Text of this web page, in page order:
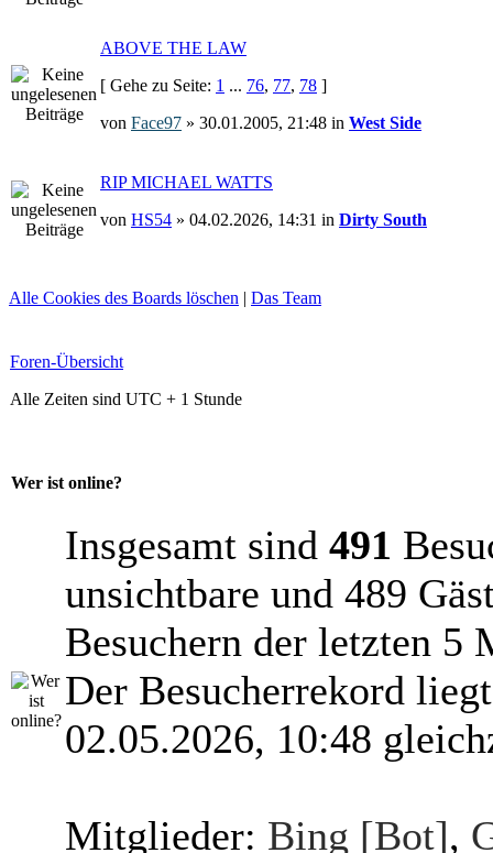
ABOVE THE LAW
[ Gehe zu Seite: 1 ... 76, 77, 78 ]
von Face97 » 30.01.2005, 21:48 in West Side
RIP MICHAEL WATTS
von HS54 » 04.02.2026, 14:31 in Dirty South
Alle Cookies des Boards löschen | Das Team
Foren-Übersicht
Alle Zeiten sind UTC + 1 Stunde
Wer ist online?
Insgesamt sind 491
unsichtbare und 489
Besuchern der letzten 5
Der Besucherrekord
02.05.2026, 10:48
Mitglieder: Bing [Bot],